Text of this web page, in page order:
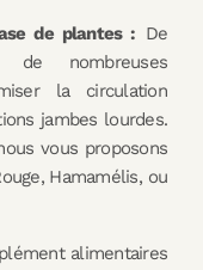
de plantes : De
de nombreuses
la circulation
jambes lourdes.
vous proposons
Hamamélis, ou
alimentaires